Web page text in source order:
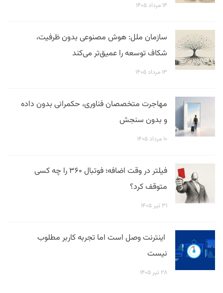
۱۴ مرداد ۱۴۰۵
سازمان ملل: هوش مصنوعی بدون ظرفیت،
شکاف توسعه را عمیق‌تر می‌کند
۱۳ مرداد ۱۴۰۵
مهاجرت متخصصان فناوری، حکمرانی بدون داده
و بدون سنجش
۱۰ مرداد ۱۴۰۵
فیلتر در وقت اضافه؛ فوتبال ۳۶۰ را چه کسی
متوقف کرد؟
۳۱ تیر ۱۴۰۵
اینترنت وصل است اما تجربه کاربر مطلوب
نیست
۲۸ تیر ۱۴۰۵